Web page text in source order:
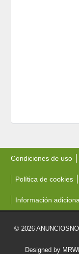
Condiciones de uso
Política de cookies
Información
© 2026
Designed by